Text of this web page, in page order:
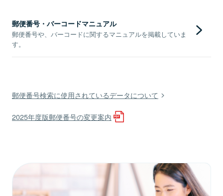
郵便番号・バーコードマニュアル
郵便番号や、バーコードに関するマニュアルを掲載していま
す。
郵便番号検索に使用されているデータについて
2025年度版郵便番号の変更案内